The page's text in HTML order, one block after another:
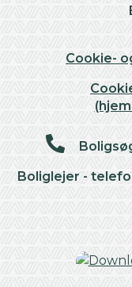
Cookie-
Boliglejer -